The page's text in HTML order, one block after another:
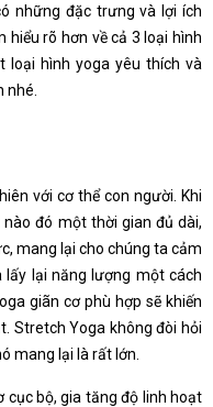
những đặc trưng và lợi ích
hiểu rõ hơn về cả 3 loại hình
loại hình yoga yêu thích và
nhé.
với cơ thể con người. Khi
đó một thời gian đủ dài,
mang lại cho chúng ta cảm
lại năng lượng một cách
giãn cơ phù hợp sẽ khiến
Stretch Yoga không đòi hỏi
mang lại là rất lớn.
cục bộ, gia tăng độ linh hoạt